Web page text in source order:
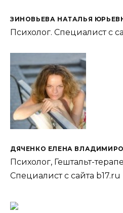
ЗИНОВЬЕВА НАТАЛЬЯ
Психолог. Специалист с
ДЯЧЕНКО ЕЛЕНА
Психолог, Гештальт-
Специалист с сайта b17.ru